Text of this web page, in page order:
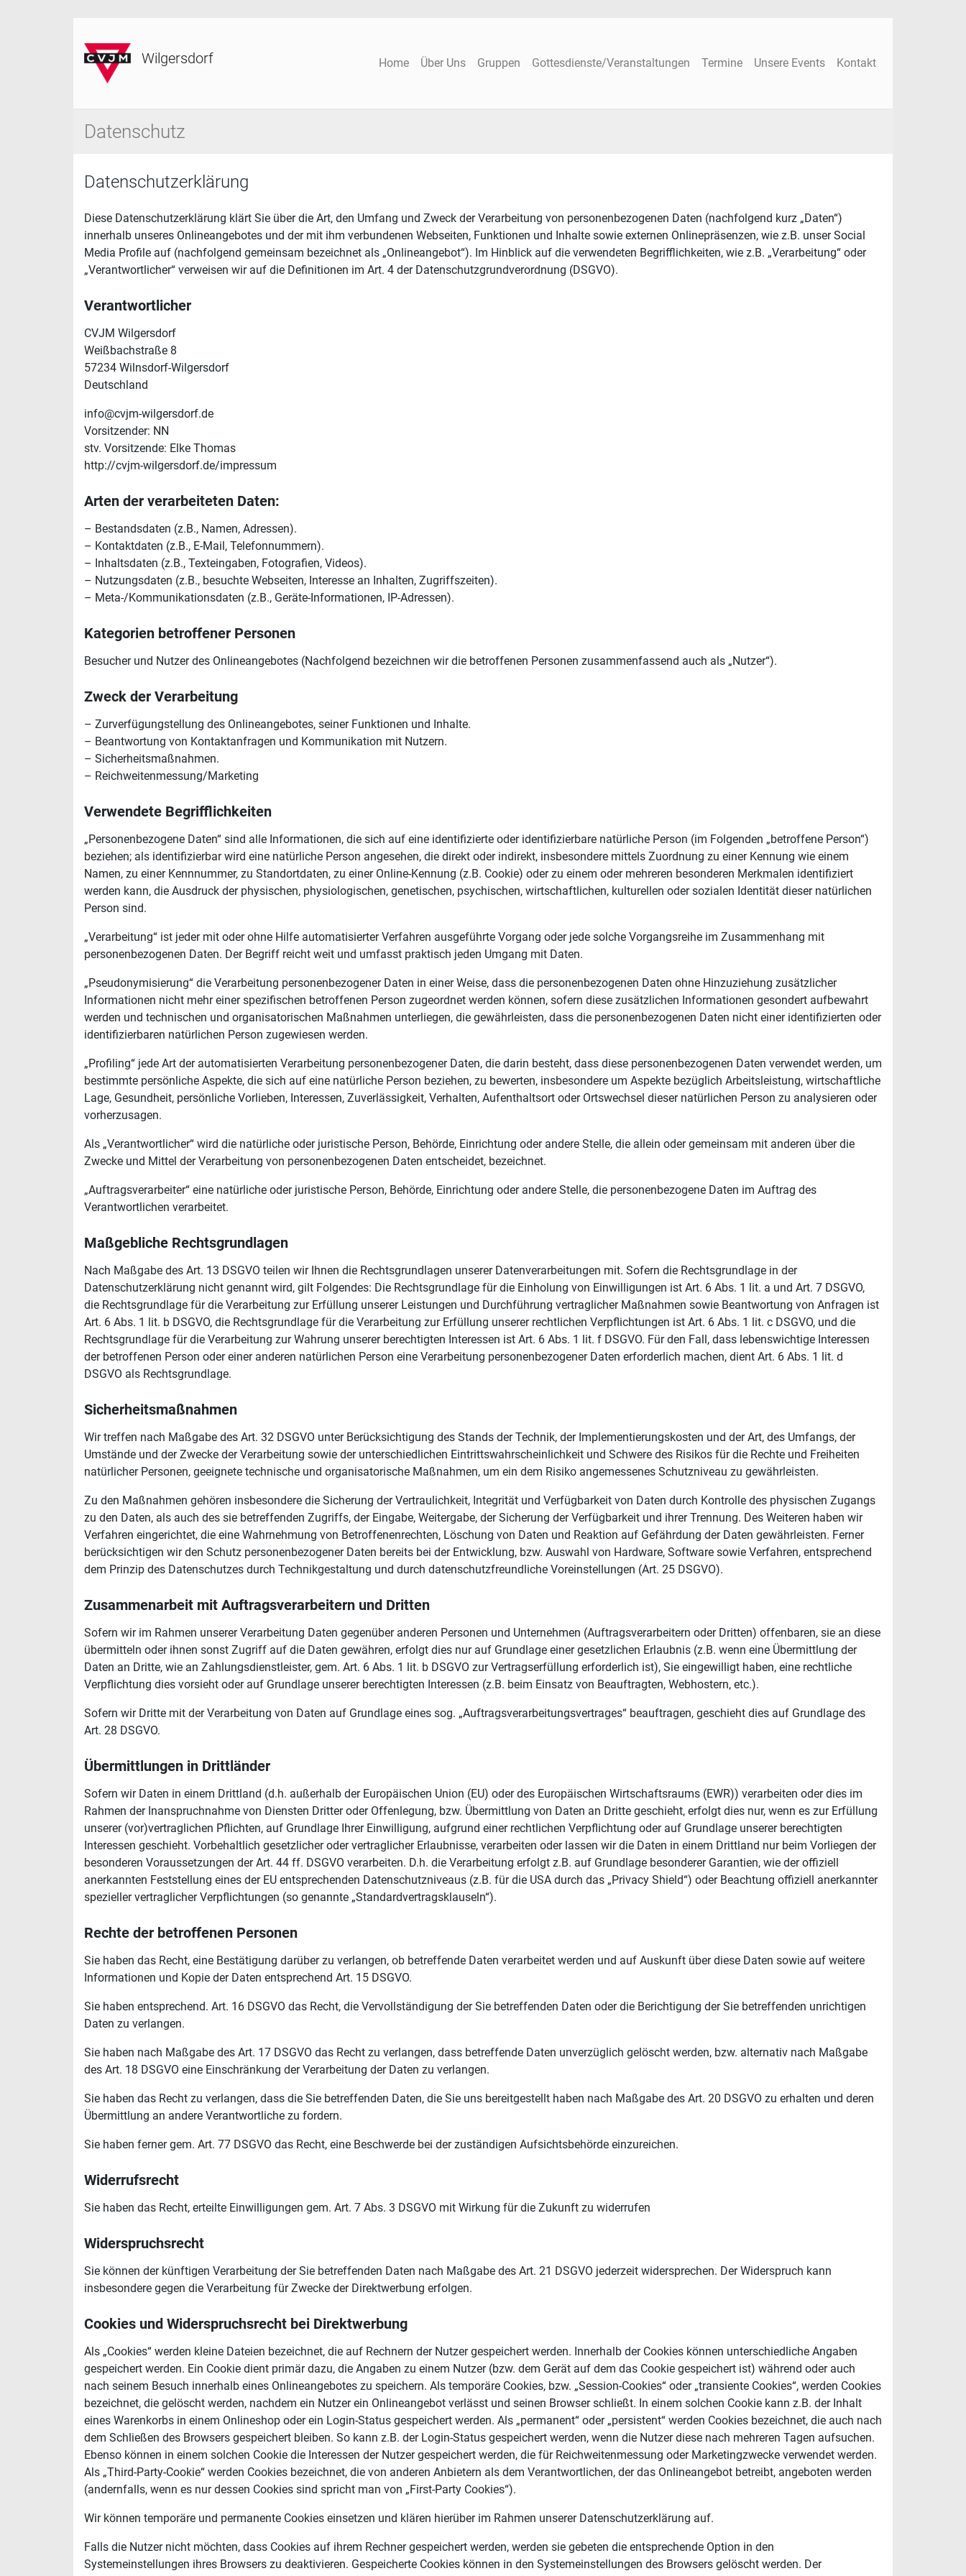
Wilgersdorf Home Über Uns Gruppen Gottesdienste/Veranstaltungen Termine Unsere Events Kontakt
Datenschutz
Datenschutzerklärung
Diese Datenschutzerklärung klärt Sie über die Art, den Umfang und Zweck der Verarbeitung von personenbezogenen Daten (nachfolgend kurz „Daten“)
innerhalb unseres Onlineangebotes und der mit ihm verbundenen Webseiten, Funktionen und Inhalte sowie externen Onlinepräsenzen, wie z.B. unser Social
Media Profile auf (nachfolgend gemeinsam bezeichnet als „Onlineangebot“). Im Hinblick auf die verwendeten Begrifflichkeiten, wie z.B. „Verarbeitung“ oder
„Verantwortlicher“ verweisen wir auf die Definitionen im Art. 4 der Datenschutzgrundverordnung (DSGVO).
Verantwortlicher
CVJM Wilgersdorf
Weißbachstraße 8
57234 Wilnsdorf-Wilgersdorf
Deutschland
info@cvjm-wilgersdorf.de
Vorsitzender: NN
stv. Vorsitzende: Elke Thomas
http://cvjm-wilgersdorf.de/impressum
Arten der verarbeiteten Daten:
– Bestandsdaten (z.B., Namen, Adressen).
– Kontaktdaten (z.B., E-Mail, Telefonnummern).
– Inhaltsdaten (z.B., Texteingaben, Fotografien, Videos).
– Nutzungsdaten (z.B., besuchte Webseiten, Interesse an Inhalten, Zugriffszeiten).
– Meta-/Kommunikationsdaten (z.B., Geräte-Informationen, IP-Adressen).
Kategorien betroffener Personen
Besucher und Nutzer des Onlineangebotes (Nachfolgend bezeichnen wir die betroffenen Personen zusammenfassend auch als „Nutzer“).
Zweck der Verarbeitung
– Zurverfügungstellung des Onlineangebotes, seiner Funktionen und Inhalte.
– Beantwortung von Kontaktanfragen und Kommunikation mit Nutzern.
– Sicherheitsmaßnahmen.
– Reichweitenmessung/Marketing
Verwendete Begrifflichkeiten
„Personenbezogene Daten“ sind alle Informationen, die sich auf eine identifizierte oder identifizierbare natürliche Person (im Folgenden „betroffene Person“)
beziehen; als identifizierbar wird eine natürliche Person angesehen, die direkt oder indirekt, insbesondere mittels Zuordnung zu einer Kennung wie einem
Namen, zu einer Kennnummer, zu Standortdaten, zu einer Online-Kennung (z.B. Cookie) oder zu einem oder mehreren besonderen Merkmalen identifiziert
werden kann, die Ausdruck der physischen, physiologischen, genetischen, psychischen, wirtschaftlichen, kulturellen oder sozialen Identität dieser natürlichen
Person sind.
„Verarbeitung“ ist jeder mit oder ohne Hilfe automatisierter Verfahren ausgeführte Vorgang oder jede solche Vorgangsreihe im Zusammenhang mit
personenbezogenen Daten. Der Begriff reicht weit und umfasst praktisch jeden Umgang mit Daten.
„Pseudonymisierung“ die Verarbeitung personenbezogener Daten in einer Weise, dass die personenbezogenen Daten ohne Hinzuziehung zusätzlicher
Informationen nicht mehr einer spezifischen betroffenen Person zugeordnet werden können, sofern diese zusätzlichen Informationen gesondert aufbewahrt
werden und technischen und organisatorischen Maßnahmen unterliegen, die gewährleisten, dass die personenbezogenen Daten nicht einer identifizierten oder
identifizierbaren natürlichen Person zugewiesen werden.
„Profiling“ jede Art der automatisierten Verarbeitung personenbezogener Daten, die darin besteht, dass diese personenbezogenen Daten verwendet werden, um
bestimmte persönliche Aspekte, die sich auf eine natürliche Person beziehen, zu bewerten, insbesondere um Aspekte bezüglich Arbeitsleistung, wirtschaftliche
Lage, Gesundheit, persönliche Vorlieben, Interessen, Zuverlässigkeit, Verhalten, Aufenthaltsort oder Ortswechsel dieser natürlichen Person zu analysieren oder
vorherzusagen.
Als „Verantwortlicher“ wird die natürliche oder juristische Person, Behörde, Einrichtung oder andere Stelle, die allein oder gemeinsam mit anderen über die
Zwecke und Mittel der Verarbeitung von personenbezogenen Daten entscheidet, bezeichnet.
„Auftragsverarbeiter“ eine natürliche oder juristische Person, Behörde, Einrichtung oder andere Stelle, die personenbezogene Daten im Auftrag des
Verantwortlichen verarbeitet.
Maßgebliche Rechtsgrundlagen
Nach Maßgabe des Art. 13 DSGVO teilen wir Ihnen die Rechtsgrundlagen unserer Datenverarbeitungen mit. Sofern die Rechtsgrundlage in der
Datenschutzerklärung nicht genannt wird, gilt Folgendes: Die Rechtsgrundlage für die Einholung von Einwilligungen ist Art. 6 Abs. 1 lit. a und Art. 7 DSGVO,
die Rechtsgrundlage für die Verarbeitung zur Erfüllung unserer Leistungen und Durchführung vertraglicher Maßnahmen sowie Beantwortung von Anfragen ist
Art. 6 Abs. 1 lit. b DSGVO, die Rechtsgrundlage für die Verarbeitung zur Erfüllung unserer rechtlichen Verpflichtungen ist Art. 6 Abs. 1 lit. c DSGVO, und die
Rechtsgrundlage für die Verarbeitung zur Wahrung unserer berechtigten Interessen ist Art. 6 Abs. 1 lit. f DSGVO. Für den Fall, dass lebenswichtige Interessen
der betroffenen Person oder einer anderen natürlichen Person eine Verarbeitung personenbezogener Daten erforderlich machen, dient Art. 6 Abs. 1 lit. d
DSGVO als Rechtsgrundlage.
Sicherheitsmaßnahmen
Wir treffen nach Maßgabe des Art. 32 DSGVO unter Berücksichtigung des Stands der Technik, der Implementierungskosten und der Art, des Umfangs, der
Umstände und der Zwecke der Verarbeitung sowie der unterschiedlichen Eintrittswahrscheinlichkeit und Schwere des Risikos für die Rechte und Freiheiten
natürlicher Personen, geeignete technische und organisatorische Maßnahmen, um ein dem Risiko angemessenes Schutzniveau zu gewährleisten.
Zu den Maßnahmen gehören insbesondere die Sicherung der Vertraulichkeit, Integrität und Verfügbarkeit von Daten durch Kontrolle des physischen Zugangs
zu den Daten, als auch des sie betreffenden Zugriffs, der Eingabe, Weitergabe, der Sicherung der Verfügbarkeit und ihrer Trennung. Des Weiteren haben wir
Verfahren eingerichtet, die eine Wahrnehmung von Betroffenenrechten, Löschung von Daten und Reaktion auf Gefährdung der Daten gewährleisten. Ferner
berücksichtigen wir den Schutz personenbezogener Daten bereits bei der Entwicklung, bzw. Auswahl von Hardware, Software sowie Verfahren, entsprechend
dem Prinzip des Datenschutzes durch Technikgestaltung und durch datenschutzfreundliche Voreinstellungen (Art. 25 DSGVO).
Zusammenarbeit mit Auftragsverarbeitern und Dritten
Sofern wir im Rahmen unserer Verarbeitung Daten gegenüber anderen Personen und Unternehmen (Auftragsverarbeitern oder Dritten) offenbaren, sie an diese
übermitteln oder ihnen sonst Zugriff auf die Daten gewähren, erfolgt dies nur auf Grundlage einer gesetzlichen Erlaubnis (z.B. wenn eine Übermittlung der
Daten an Dritte, wie an Zahlungsdienstleister, gem. Art. 6 Abs. 1 lit. b DSGVO zur Vertragserfüllung erforderlich ist), Sie eingewilligt haben, eine rechtliche
Verpflichtung dies vorsieht oder auf Grundlage unserer berechtigten Interessen (z.B. beim Einsatz von Beauftragten, Webhostern, etc.).
Sofern wir Dritte mit der Verarbeitung von Daten auf Grundlage eines sog. „Auftragsverarbeitungsvertrages“ beauftragen, geschieht dies auf Grundlage des
Art. 28 DSGVO.
Übermittlungen in Drittländer
Sofern wir Daten in einem Drittland (d.h. außerhalb der Europäischen Union (EU) oder des Europäischen Wirtschaftsraums (EWR)) verarbeiten oder dies im
Rahmen der Inanspruchnahme von Diensten Dritter oder Offenlegung, bzw. Übermittlung von Daten an Dritte geschieht, erfolgt dies nur, wenn es zur Erfüllung
unserer (vor)vertraglichen Pflichten, auf Grundlage Ihrer Einwilligung, aufgrund einer rechtlichen Verpflichtung oder auf Grundlage unserer berechtigten
Interessen geschieht. Vorbehaltlich gesetzlicher oder vertraglicher Erlaubnisse, verarbeiten oder lassen wir die Daten in einem Drittland nur beim Vorliegen der
besonderen Voraussetzungen der Art. 44 ff. DSGVO verarbeiten. D.h. die Verarbeitung erfolgt z.B. auf Grundlage besonderer Garantien, wie der offiziell
anerkannten Feststellung eines der EU entsprechenden Datenschutzniveaus (z.B. für die USA durch das „Privacy Shield“) oder Beachtung offiziell anerkannter
spezieller vertraglicher Verpflichtungen (so genannte „Standardvertragsklauseln“).
Rechte der betroffenen Personen
Sie haben das Recht, eine Bestätigung darüber zu verlangen, ob betreffende Daten verarbeitet werden und auf Auskunft über diese Daten sowie auf weitere
Informationen und Kopie der Daten entsprechend Art. 15 DSGVO.
Sie haben entsprechend. Art. 16 DSGVO das Recht, die Vervollständigung der Sie betreffenden Daten oder die Berichtigung der Sie betreffenden unrichtigen
Daten zu verlangen.
Sie haben nach Maßgabe des Art. 17 DSGVO das Recht zu verlangen, dass betreffende Daten unverzüglich gelöscht werden, bzw. alternativ nach Maßgabe
des Art. 18 DSGVO eine Einschränkung der Verarbeitung der Daten zu verlangen.
Sie haben das Recht zu verlangen, dass die Sie betreffenden Daten, die Sie uns bereitgestellt haben nach Maßgabe des Art. 20 DSGVO zu erhalten und deren
Übermittlung an andere Verantwortliche zu fordern.
Sie haben ferner gem. Art. 77 DSGVO das Recht, eine Beschwerde bei der zuständigen Aufsichtsbehörde einzureichen.
Widerrufsrecht
Sie haben das Recht, erteilte Einwilligungen gem. Art. 7 Abs. 3 DSGVO mit Wirkung für die Zukunft zu widerrufen
Widerspruchsrecht
Sie können der künftigen Verarbeitung der Sie betreffenden Daten nach Maßgabe des Art. 21 DSGVO jederzeit widersprechen. Der Widerspruch kann
insbesondere gegen die Verarbeitung für Zwecke der Direktwerbung erfolgen.
Cookies und Widerspruchsrecht bei Direktwerbung
Als „Cookies“ werden kleine Dateien bezeichnet, die auf Rechnern der Nutzer gespeichert werden. Innerhalb der Cookies können unterschiedliche Angaben
gespeichert werden. Ein Cookie dient primär dazu, die Angaben zu einem Nutzer (bzw. dem Gerät auf dem das Cookie gespeichert ist) während oder auch
nach seinem Besuch innerhalb eines Onlineangebotes zu speichern. Als temporäre Cookies, bzw. „Session-Cookies“ oder „transiente Cookies“, werden Cookies
bezeichnet, die gelöscht werden, nachdem ein Nutzer ein Onlineangebot verlässt und seinen Browser schließt. In einem solchen Cookie kann z.B. der Inhalt
eines Warenkorbs in einem Onlineshop oder ein Login-Status gespeichert werden. Als „permanent“ oder „persistent“ werden Cookies bezeichnet, die auch nach
dem Schließen des Browsers gespeichert bleiben. So kann z.B. der Login-Status gespeichert werden, wenn die Nutzer diese nach mehreren Tagen aufsuchen.
Ebenso können in einem solchen Cookie die Interessen der Nutzer gespeichert werden, die für Reichweitenmessung oder Marketingzwecke verwendet werden.
Als „Third-Party-Cookie“ werden Cookies bezeichnet, die von anderen Anbietern als dem Verantwortlichen, der das Onlineangebot betreibt, angeboten werden
(andernfalls, wenn es nur dessen Cookies sind spricht man von „First-Party Cookies“).
Wir können temporäre und permanente Cookies einsetzen und klären hierüber im Rahmen unserer Datenschutzerklärung auf.
Falls die Nutzer nicht möchten, dass Cookies auf ihrem Rechner gespeichert werden, werden sie gebeten die entsprechende Option in den
Systemeinstellungen ihres Browsers zu deaktivieren. Gespeicherte Cookies können in den Systemeinstellungen des Browsers gelöscht werden. Der